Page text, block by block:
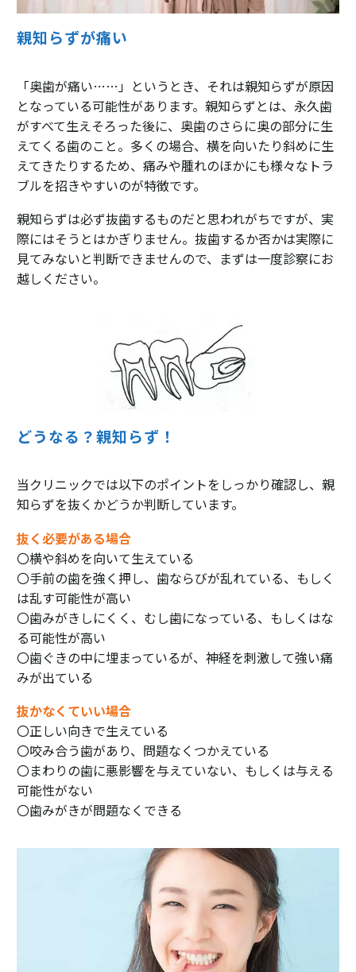
親知らずが痛い
「奥歯が痛い……」というとき、それは親知らずが原因
となっている可能性があります。親知らずとは、永久歯
がすべて生えそろった後に、奥歯のさらに奥の部分に生
えてくる歯のこと。多くの場合、横を向いたり斜めに生
えてきたりするため、痛みや腫れのほかにも様々なトラ
ブルを招きやすいのが特徴です。
親知らずは必ず抜歯するものだと思われがちですが、実
際にはそうとはかぎりません。抜歯するか否かは実際に
見てみないと判断できませんので、まずは一度診察にお
越しください。
どうなる？親知らず！
当クリニックでは以下のポイントをしっかり確認し、親
知らずを抜くかどうか判断しています。
抜く必要がある場合
〇横や斜めを向いて生えている
〇手前の歯を強く押し、歯ならびが乱れている、もしく
は乱す可能性が高い
〇歯みがきしにくく、むし歯になっている、もしくはな
る可能性が高い
〇歯ぐきの中に埋まっているが、神経を刺激して強い痛
みが出ている
抜かなくていい場合
〇正しい向きで生えている
〇咬み合う歯があり、問題なくつかえている
〇まわりの歯に悪影響を与えていない、もしくは与える
可能性がない
〇歯みがきが問題なくできる